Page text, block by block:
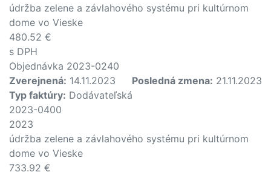
údržba zelene a závlahového systému pri kultúrnom
dome vo Vieske
480.52 €
s DPH
Objednávka 2023-0240
Zverejnená: 14.11.2023 Posledná zmena: 21.11.2023
Typ faktúry: Dodávateľská
2023-0400
2023
údržba zelene a závlahového systému pri kultúrnom
dome vo Vieske
733.92 €